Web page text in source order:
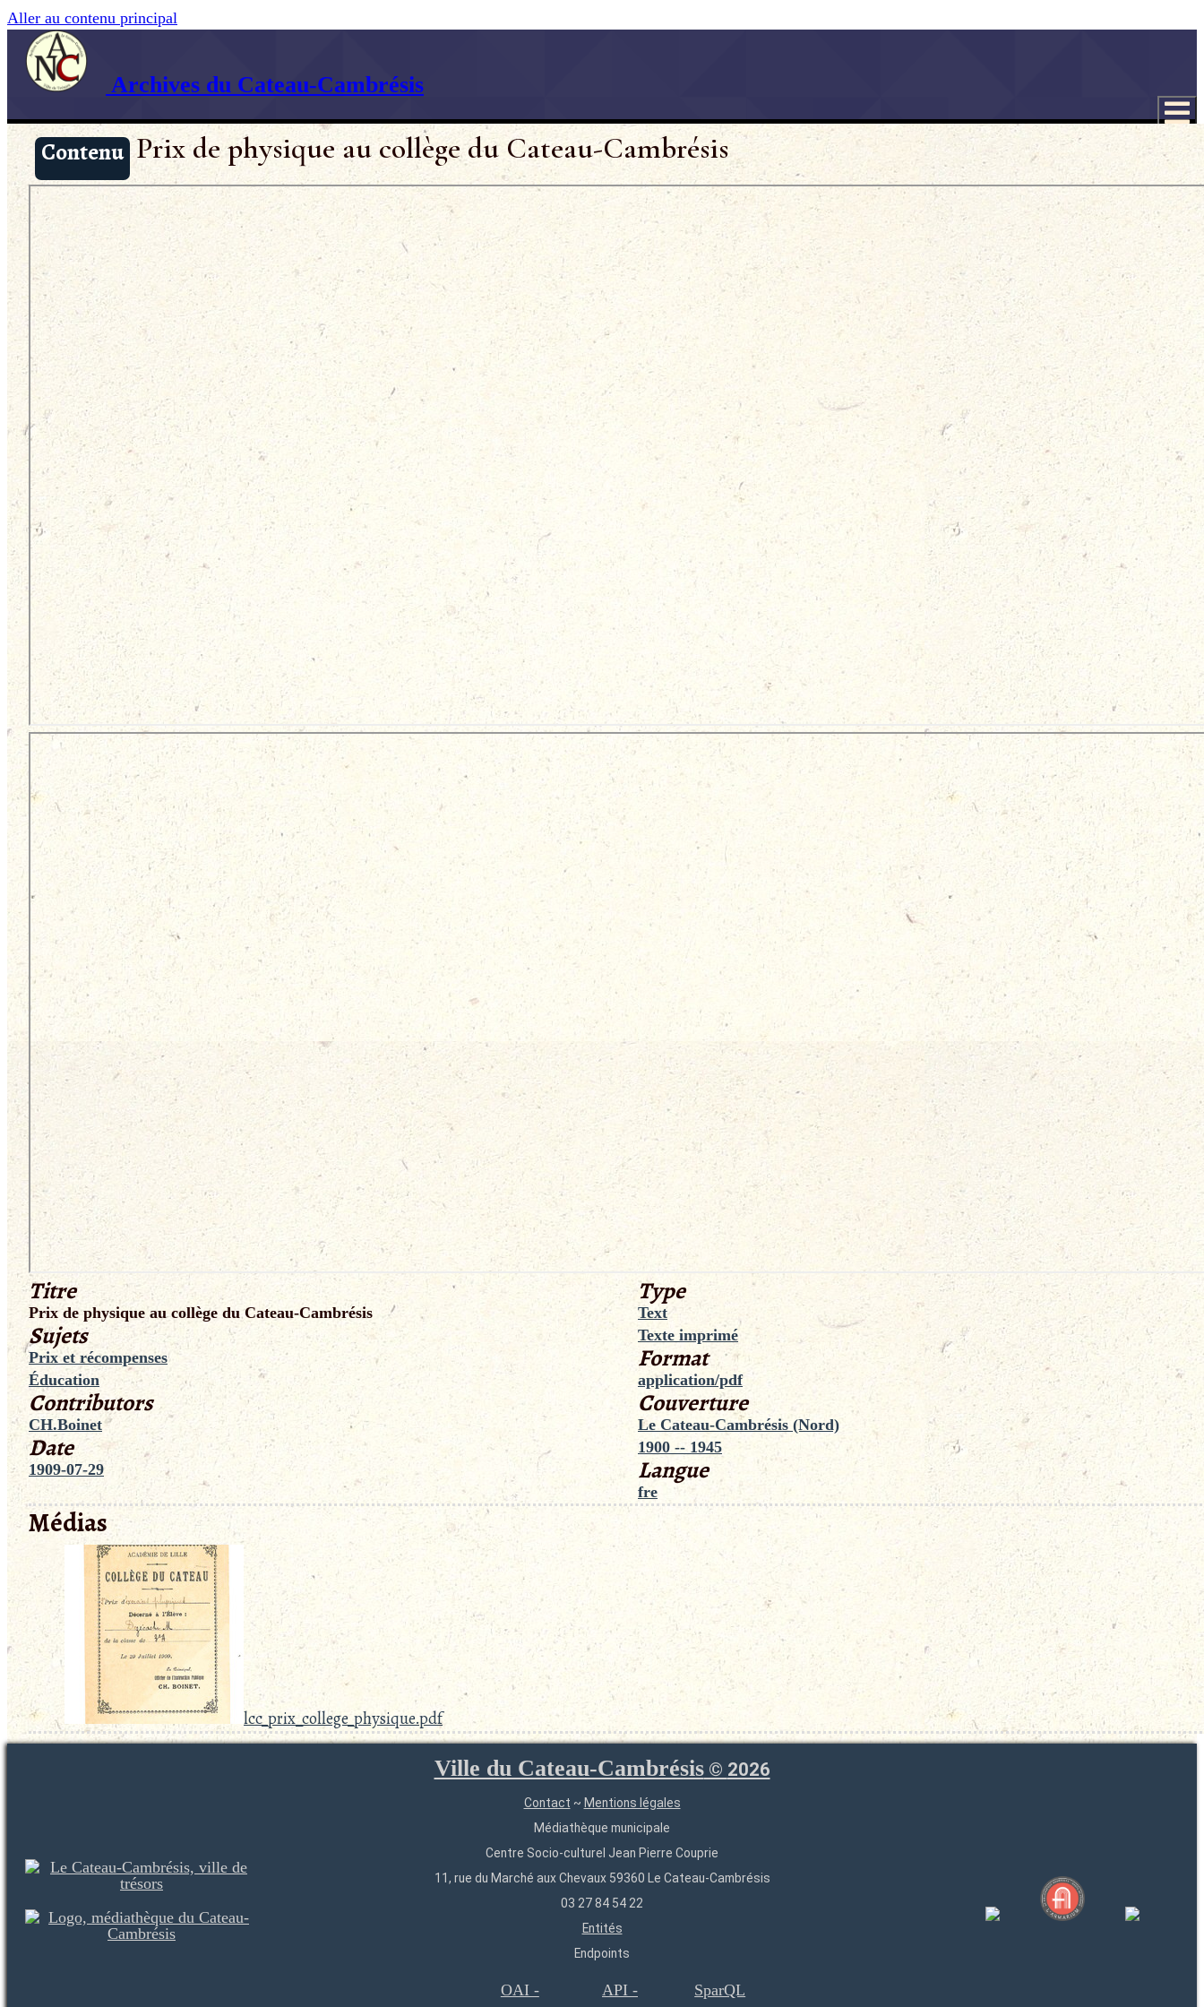
Aller au contenu principal
Archives du Cateau-Cambrésis
Contenu Prix de physique au collège du Cateau-Cambrésis
Titre
Prix de physique au collège du Cateau-Cambrésis
Sujets
Prix et récompenses
Éducation
Contributors
CH.Boinet
Date
1909-07-29
Type
Text
Texte imprimé
Format
application/pdf
Couverture
Le Cateau-Cambrésis (Nord)
1900 -- 1945
Langue
fre
Médias
lcc_prix_college_physique.pdf
Ville du Cateau-Cambrésis© 2026
Contact ~ Mentions légales
Médiathèque municipale
Centre Socio-culturel Jean Pierre Couprie
11, rue du Marché aux Chevaux 59360 Le Cateau-Cambrésis
03 27 84 54 22
Entités
Endpoints
OAI - API - SparQL